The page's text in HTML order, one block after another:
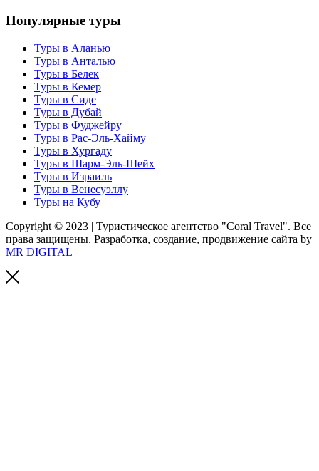
Популярные туры
Туры в Аланью
Туры в Анталью
Туры в Белек
Туры в Кемер
Туры в Сиде
Туры в Дубай
Туры в Фуджейру
Туры в Рас-Эль-Хайму
Туры в Хургаду
Туры в Шарм-Эль-Шейх
Туры в Израиль
Туры в Венесуэллу
Туры на Кубу
Copyright © 2023 | Туристическое агентство "Coral Travel". Все
права защищены. Разработка, создание, продвижение сайта by
MR DIGITAL